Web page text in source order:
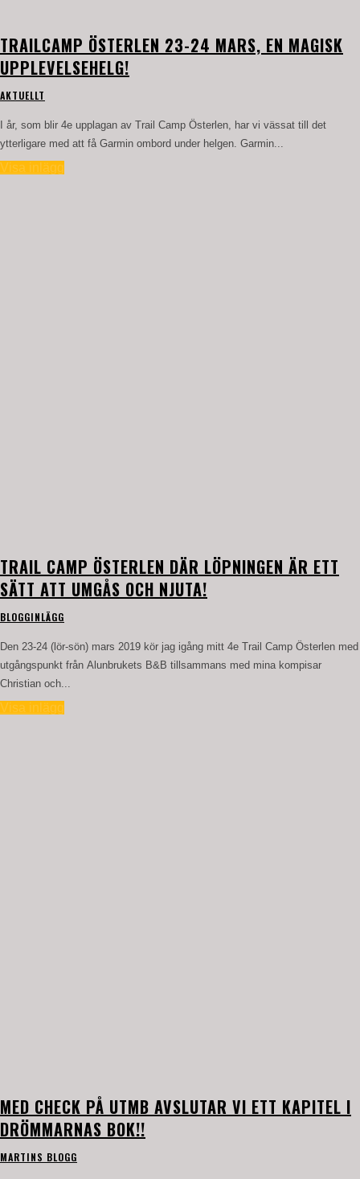
TRAILCAMP ÖSTERLEN 23-24 MARS, EN MAGISK
UPPLEVELSEHELG!
AKTUELLT
I år, som blir 4e upplagan av Trail Camp Österlen, har vi vässat till det
ytterligare med att få Garmin ombord under helgen. Garmin...
Visa inlägg
TRAIL CAMP ÖSTERLEN DÄR LÖPNINGEN ÄR ETT
SÄTT ATT UMGÅS OCH NJUTA!
BLOGGINLÄGG
Den 23-24 (lör-sön) mars 2019 kör jag igång mitt 4e Trail Camp Österlen med
utgångspunkt från Alunbrukets B&B tillsammans med mina kompisar
Christian och...
Visa inlägg
MED CHECK PÅ UTMB AVSLUTAR VI ETT KAPITEL I
DRÖMMARNAS BOK!!
MARTINS BLOGG